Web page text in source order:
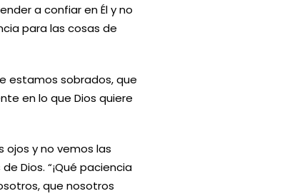
a confiar en Él y no
para las cosas de
estamos sobrados, que
en lo que Dios quiere
ojos y no vemos las
Dios. “¡Qué paciencia
que nosotros